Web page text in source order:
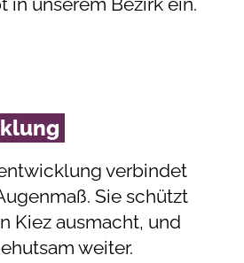
verbindet
Sie schützt
Kiez ausmacht, und
weiter.